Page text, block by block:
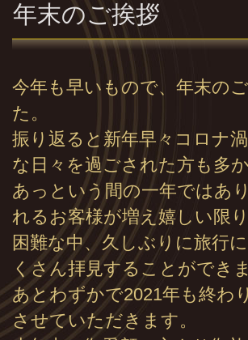
年末のご挨拶
今年も早いもので、年末の
た。
振り返ると新年早々コロナ
な日々を過ごされた方も多
あっという間の一年ではあ
れるお客様が増え嬉しい限
困難な中、久しぶりに旅行
くさん拝見することができ
あとわずかで2021年も終わ
させていただきます。